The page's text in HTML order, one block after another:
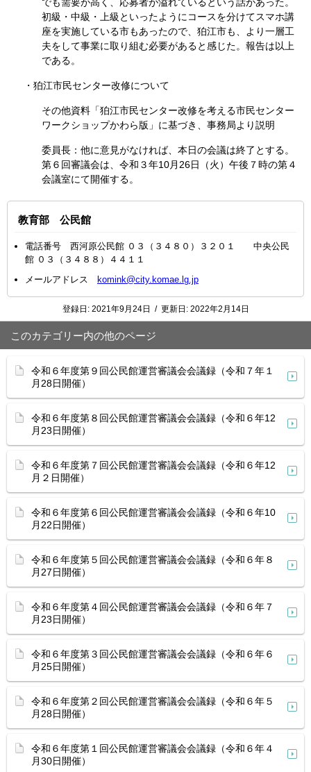
初級・中級・上級といったようにコースを分けてスマホ講
座を実施している市もあったので、狛江市も、より一層工
夫をして事業に取り組む必要があると感じた。報告は以上
である。
・狛江市民センター改修について
その他資料「狛江市民センター改修を考える市民センター
ワークショップかわら版」に基づき、事務局より説明
委員長：他に意見がなければ、本日の会議は終了とする。
第６回審議会は、令和３年10月26日（火）午後７時の第４
会議室にて開催する。
教育部 公民館
電話番号 西河原公民館 ０３（３４８０）３２０１ 中央公民
館 ０３（３４８８）４４１１
メールアドレス
komink@city.komae.lg.jp
登録日: 2021年9月24日 / 更新日: 2022年2月14日
このカテゴリー内の他のページ
令和６年度第９回公民館運営審議会会議録（令和７年１
月28日開催）
令和６年度第８回公民館運営審議会会議録（令和６年12
月23日開催）
令和６年度第７回公民館運営審議会会議録（令和６年12
月２日開催）
令和６年度第６回公民館運営審議会会議録（令和６年10
月22日開催）
令和６年度第５回公民館運営審議会会議録（令和６年８
月27日開催）
令和６年度第４回公民館運営審議会会議録（令和６年７
月23日開催）
令和６年度第３回公民館運営審議会会議録（令和６年６
月25日開催）
令和６年度第２回公民館運営審議会会議録（令和６年５
月28日開催）
令和６年度第１回公民館運営審議会会議録（令和６年４
月30日開催）